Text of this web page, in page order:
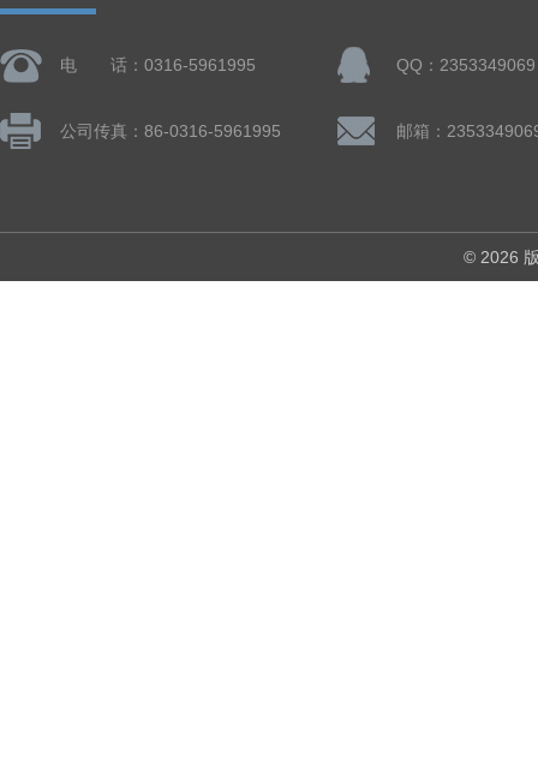
电 话：0316-5961995 QQ：2353349069
公司传真：86-0316-5961995 邮箱：
© 2026